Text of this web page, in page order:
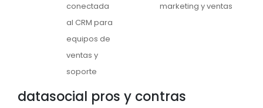
conectada
al CRM para
equipos de
ventas y
soporte
marketing y ventas
datasocial pros y contras